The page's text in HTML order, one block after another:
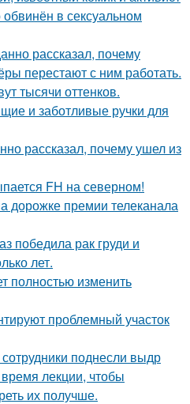
в сексуальном
рассказал, почему
перестают с ним работать.
тысячи оттенков.
и заботливые ручки для
рассказал, почему ушел из
FH на северном!
дорожке премии телеканала
победила рак груди и
лет.
полностью изменить
проблемный участок
поднесли выдр
лекции, чтобы
их получше.